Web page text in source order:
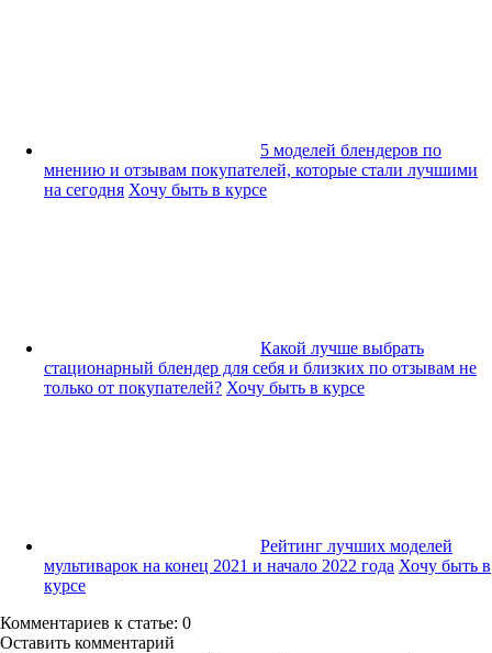
5 моделей блендеров по
мнению и отзывам покупателей, которые стали лучшими
на сегодня Хочу быть в курсе
Какой лучше выбрать
стационарный блендер для себя и близких по отзывам не
только от покупателей? Хочу быть в курсе
Рейтинг лучших моделей
мультиварок на конец 2021 и начало 2022 года Хочу быть в
курсе
Комментариев к статье: 0
Оставить комментарий